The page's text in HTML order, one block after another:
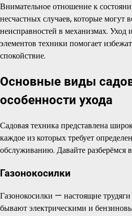
Внимательное отношение к
несчастных случаев, которые могут
неисправностей в механизмах. Уход
элементов техники помогает
спокойствие.
Основные виды
особенности ухода
Садовая техника представлена
каждое из которых требует
обслуживанию. Давайте разберёмся
Газонокосилки
Газонокосилки — настоящие
бывают электрическими и